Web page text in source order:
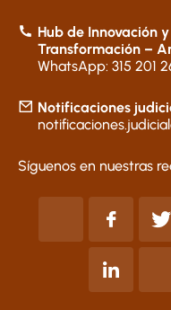
Hub de Innovación y
Transformación –
WhatsApp: 315 201
Notificaciones
Síguenos en nuestras